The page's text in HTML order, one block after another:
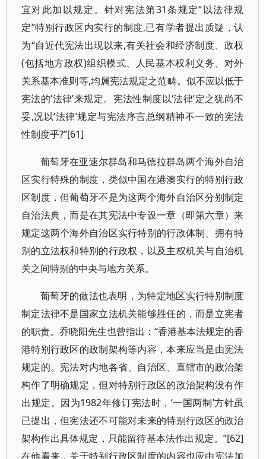
宜对此加以规定。针对宪法第31条规定“以法律规
定”特别行政区内实行的制度,已有学者提出质疑，认
为“自近代宪法出现以来,有关社会和经济制度、政权
(包括地方政权)组织模式、人民基本权利义务、对外
关系基本准则等,均属宪法规定之范畴。似不应以低于
宪法的‘法律’来规定。宪法性制度以‘法律’定之犹尚不
妥,况以‘法律’规定与宪法序言总纲精神不一致的宪法
性制度乎?”[61]
葡萄牙在亚速尔群岛和马德拉群岛两个海外自治
区实行特殊的制度，类似中国在港澳实行的特别行政
区制度，但葡萄牙不是为这两个海外自治区分别制定
自治法典，而是在其宪法中专设一章（即第六章）来
规定这两个海外自治区实行特别的行政体制、拥有特
别的立法权和特别的行政权，以及主权机关与自治机
关之间特别的中央与地方关系。
葡萄牙的做法也表明，为特定地区实行特别制度
制定法律不是国家立法机关能够胜任的，而是立宪者
的职责。乔晓阳先生也曾指出：“香港基本法规定的香
港特别行政区的政制架构等内容，本来应当是由宪法
规定的。宪法对内地各省、自治区、直辖市的政治架
构作了明确规定，但对特别行政区的政治架构没有作
出规定。因为1982年修订宪法时，‘一国两制’方针虽
已提出，但宪法还不可能对未来的特别行政区的政治
架构作出具体规定，只能留待基本法作出规定。”[62]
在他看来，关于特别行政区制度的内容也应由宪法加